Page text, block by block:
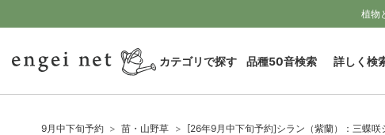
植物
カテゴリで探す 品種50音検索 詳しく検
9月中下旬予約 苗・山野草
[26年9月中下旬予約]シラン（紫蘭）：三蝶咲